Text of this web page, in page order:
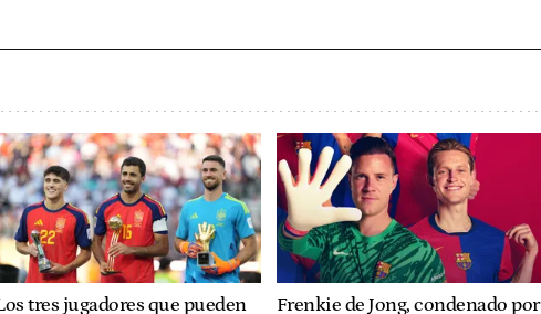
tres jugadores que pueden Frenkie de Jong, condenado por